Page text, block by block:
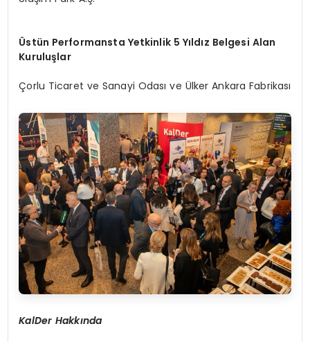
Üstün Performansta Yetkinlik 5 Yıldız Belgesi Alan
Kuruluşlar
Çorlu Ticaret ve Sanayi Odası ve Ülker Ankara Fabrikası
KalDer Hakkında